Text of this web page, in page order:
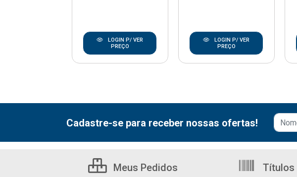
LOGIN P/ VER
PREÇO
LOGIN P/ VER
PREÇO
Cadastre-se para receber nossas ofertas!
Meus Pedidos Títulos